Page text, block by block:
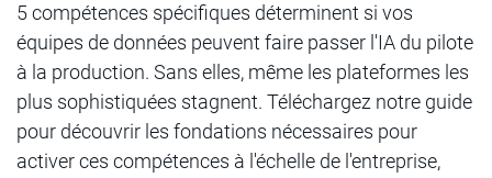
5 compétences spécifiques déterminent si vos
équipes de données peuvent faire passer l'IA du pilote
à la production. Sans elles, même les plateformes les
plus sophistiquées stagnent. Téléchargez notre guide
pour découvrir les fondations nécessaires pour
activer ces compétences à l'échelle de l'entreprise,